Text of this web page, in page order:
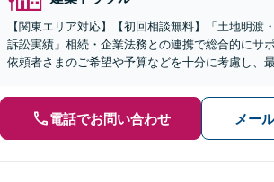
【関東エリア対応】【初回相談無料】「土地明渡
訴訟実績」相続・企業法務との連携で総合的にサ
依頼者さまのご希望や予算などを十分に考慮し、
電話でお問い合わせ メー